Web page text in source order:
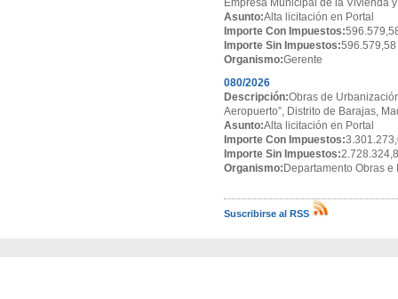
Empresa Municipal de la Vivienda
Asunto:Alta licitación en Portal
Importe Con Impuestos:
Importe Sin Impuestos:596.579,58
Organismo:Gerente
080/2026
Descripción:Obras de
Aeropuerto”, Distrito de Barajas,
Asunto:Alta licitación en Portal
Importe Con Impuestos:
Importe Sin Impuestos:
Organismo: Departamento Obras e
Suscribirse al RSS